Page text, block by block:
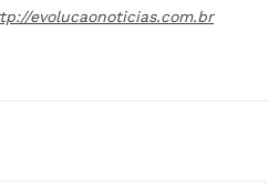
evolucaonoticias.com.br